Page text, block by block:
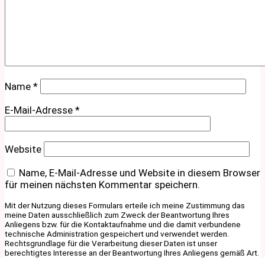
Name *
E-Mail-Adresse *
Website
Name, E-Mail-Adresse und Website in diesem Browser
für meinen nächsten Kommentar speichern.
Mit der Nutzung dieses Formulars erteile ich meine Zustimmung das
meine Daten ausschließlich zum Zweck der Beantwortung Ihres
Anliegens bzw. für die Kontaktaufnahme und die damit verbundene
technische Administration gespeichert und verwendet werden.
Rechtsgrundlage für die Verarbeitung dieser Daten ist unser
berechtigtes Interesse an der Beantwortung Ihres Anliegens gemäß Art.